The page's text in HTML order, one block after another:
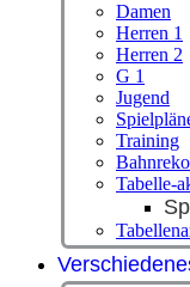
Damen
Herren 1
Herren 2
G 1
Jugend
Training
Tabelle-